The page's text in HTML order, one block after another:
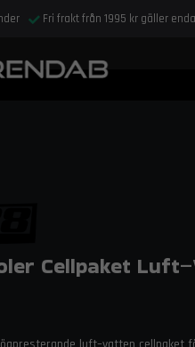
Fri frakt från 1995 kr gäller
Cellpaket